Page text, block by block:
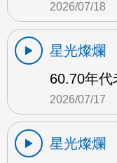
2026/07/18
星光燦爛
60.70年代
2026/07/17
星光燦爛